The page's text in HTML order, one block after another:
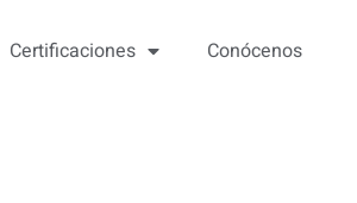
Certificaciones
Conócenos